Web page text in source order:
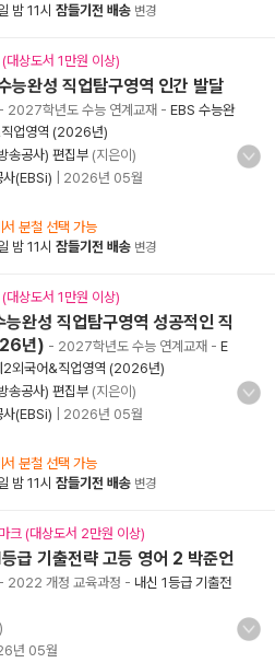
밤 11시 잠들기전 배송 변경
대상도서 1만원 이상)
능완성 직업탐구영역 인간 발달
- 2027학년도 수능 연계교재 - EBS 수능완
업영역 (2026년)
송공사) 편집부 (지은이)
사(EBSi)
2026년 05월
분철 선택 가능
밤 11시 잠들기전 배송 변경
대상도서 1만원 이상)
완성 직업탐구영역 성공적인 직
년) - 2027학년도 수능 연계교재 - E
2외국어&직업영역 (2026년)
송공사) 편집부 (지은이)
사(EBSi)
2026년 05월
분철 선택 가능
밤 11시 잠들기전 배송 변경
크 (대상도서 2만원 이상)
급 기출전략 고등 영어 2 박준언
- 2022 개정 교육과정 - 내신 1등급 기출전
년 05월